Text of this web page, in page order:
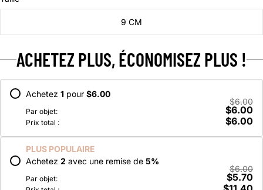
9 CM
ACHETEZ PLUS, ÉCONOMISEZ PLUS !
Achetez 1 pour $6.00
Par objet:
$6.00
$6.00
Prix total : $6.00
PLUS POPULAIRE
Achetez 2 avec une remise de 5%
Par objet:
$6.00
$5.70